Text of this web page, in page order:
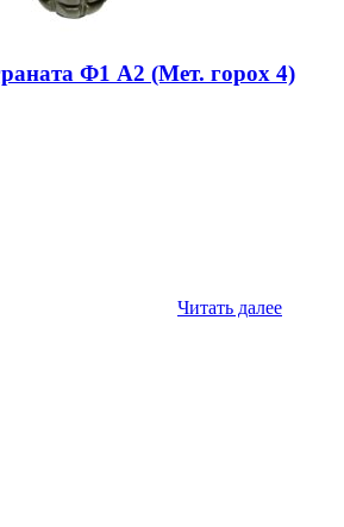
Ф1 А2 (Мет. горох 4)
Читать далее